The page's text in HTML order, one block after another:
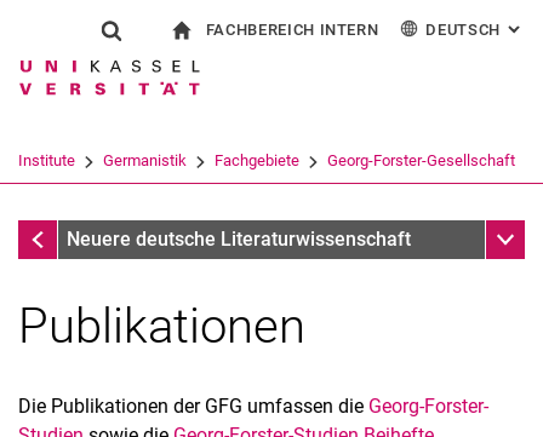
Springe direkt zu: Inhalt
Springe direkt zu: Suche
Springe direkt zu:
Suchformular
Suchbegriff
Suchen (öffnet externen Link in einem
FACHBEREICH INTERN DEUTSCH :
Institute Germanistik Fachgebiete Georg-Forster-Gesellschaft
Georg-Forster-Gesellschaft
Neuere deutsche Literaturwissenschaft
Publikationen
Die Publikationen der GFG umfassen die Georg-Forster-